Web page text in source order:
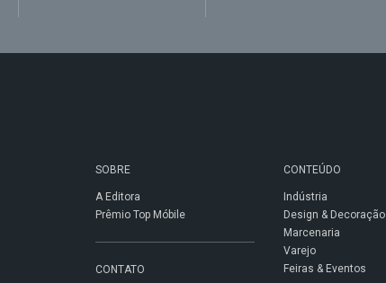
SOBRE
A Editora
Prêmio Top Móbile
CONTATO
CONTEÚDO
Indústria
Design & Decoração
Marcenaria
Varejo
Feiras & Eventos